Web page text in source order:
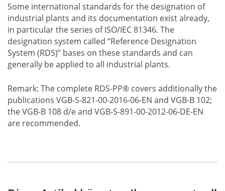
Some international standards for the designation of
industrial plants and its documentation exist already,
in particular the series of ISO/IEC 81346. The
designation system called “Reference Designation
System (RDS)” bases on these standards and can
generally be applied to all industrial plants.
Remark: The complete RDS-PP® covers additionally the
publications VGB-S-821-00-2016-06-EN and VGB-B 102;
the VGB-B 108 d/e and VGB-S-891-00-2012-06-DE-EN
are recommended.